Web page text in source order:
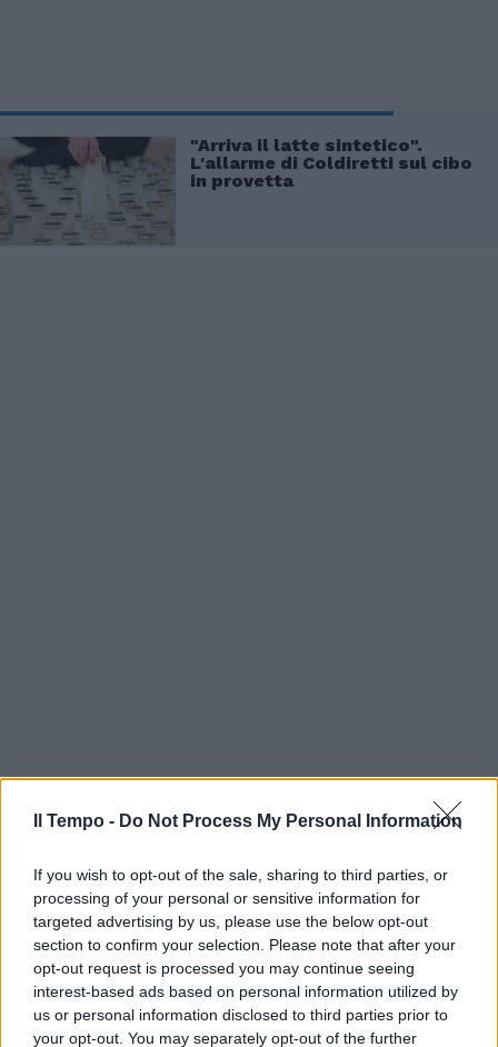
Il Tempo - Do Not Process My Personal Information
If you wish to opt-out of the sale, sharing to third parties, or
processing of your personal or sensitive information for
targeted advertising by us, please use the below opt-out
section to confirm your selection. Please note that after your
opt-out request is processed you may continue seeing
interest-based ads based on personal information utilized by
us or personal information disclosed to third parties prior to
your opt-out. You may separately opt-out of the further
"Arriva il latte sintetico".
L'allarme di Coldiretti sul cibo
in provetta